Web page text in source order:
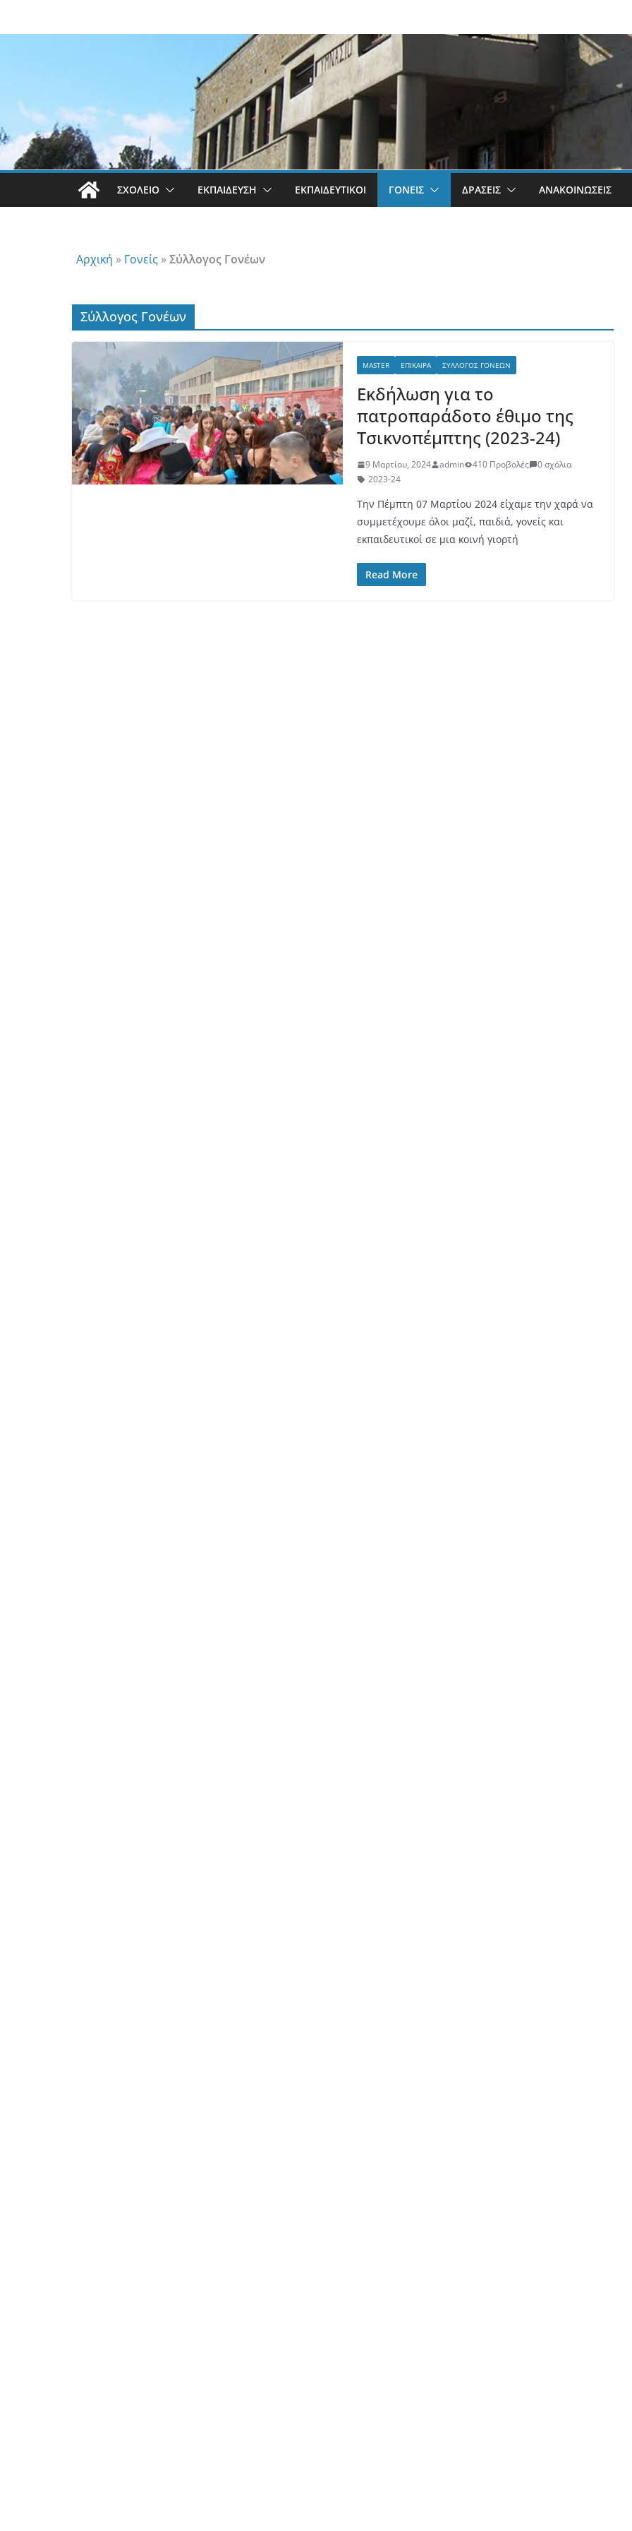
ΣΧΟΛΕΊΟ ΕΚΠΑΊΔΕΥΣΗ ΕΚΠΑΙΔΕΥΤΙΚΟΊ ΓΟΝΕΊΣ ΔΡΆΣΕΙΣ ΑΝΑΚΟΙΝΏΣΕΙΣ
Αρχική » Γονείς »Σύλλογος Γονέων
Σύλλογος Γονέων
MASTER ΕΠΊΚΑΙΡΑ ΣΎΛΛΟΓΟΣ ΓΟΝΈΩΝ
Εκδήλωση για το
πατροπαράδοτο έθιμο της
Τσικνοπέμπτης (2023-24)
9 Μαρτίου, 2024 admin 410 Προβολές
0 σχόλια
2023-24
Την Πέμπτη 07 Μαρτίου 2024 είχαμε την χαρά να
συμμετέχουμε όλοι μαζί, παιδιά, γονείς και
εκπαιδευτικοί σε μια κοινή γιορτή
Read More